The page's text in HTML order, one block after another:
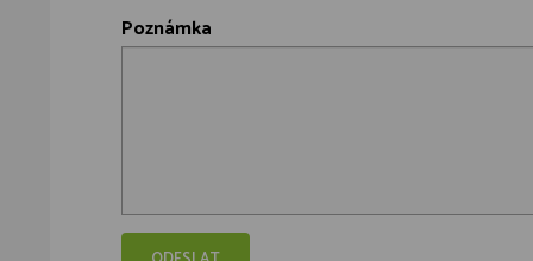
Poznámka